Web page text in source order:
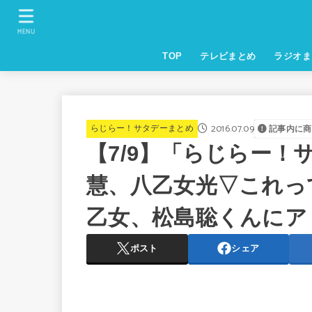
TOP テレビまとめ ラジオ
MENU
らじらー！サタデーまとめ 2016.07.09 記事内に
【7/9】「らじらー！
慧、八乙女光▽これ
乙女、松島聡くんに
ポスト シェア